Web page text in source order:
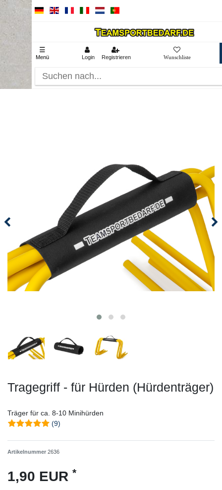
☰
Menü Login Registrieren
Tragegriff - für Hürden (Hürdenträger)
Träger für ca. 8-10 Minihürden
(9)
Artikelnummer 2636
1,90 EUR *